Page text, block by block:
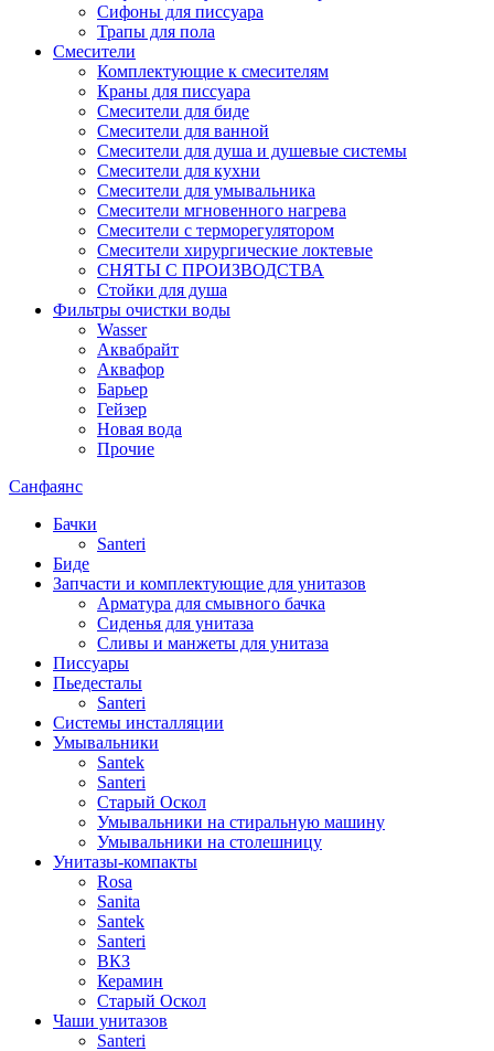
Сифоны для писсуара
Трапы для пола
Смесители
Комплектующие к смесителям
Краны для писсуара
Смесители для биде
Смесители для ванной
Смесители для душа и душевые системы
Смесители для кухни
Смесители для умывальника
Смесители мгновенного нагрева
Смесители с терморегулятором
Смесители хирургические локтевые
СНЯТЫ С ПРОИЗВОДСТВА
Стойки для душа
Фильтры очистки воды
Wasser
Аквабрайт
Аквафор
Барьер
Гейзер
Новая вода
Прочие
Санфаянс
Бачки
Santeri
Биде
Запчасти и комплектующие для унитазов
Арматура для смывного бачка
Сиденья для унитаза
Сливы и манжеты для унитаза
Писсуары
Пьедесталы
Santeri
Системы инсталляции
Умывальники
Santek
Santeri
Старый Оскол
Умывальники на стиральную машину
Умывальники на столешницу
Унитазы-компакты
Rosa
Sanita
Santek
Santeri
ВКЗ
Керамин
Старый Оскол
Чаши унитазов
Santeri